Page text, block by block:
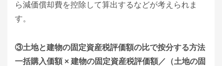
ら減価償却費を控除して算出するなどが考えられま
す。
③土地と建物の固定資産税評価額の比で按分する方法
一括購入価額 × 建物の固定資産税評価額／（土地の固